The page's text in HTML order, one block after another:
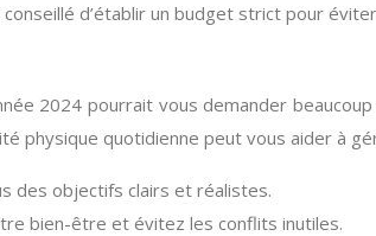
d’établir un budget strict pour
2024 pourrait vous demander
physique quotidienne peut vous aider à
des objectifs clairs et réalistes.
bien-être et évitez les conflits inutiles.